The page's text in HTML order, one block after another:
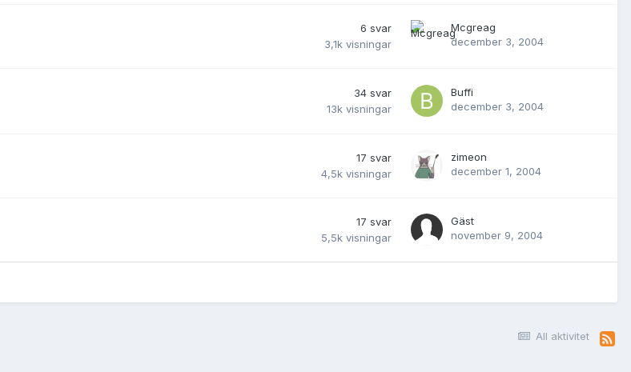
6 svar
3,1k visningar
Mcgreag
december 3, 2004
34 svar
13k visningar
Buffi
december 3, 2004
17 svar
4,5k visningar
zimeon
december 1, 2004
17 svar
5,5k visningar
Gäst
november 9, 2004
All aktivitet